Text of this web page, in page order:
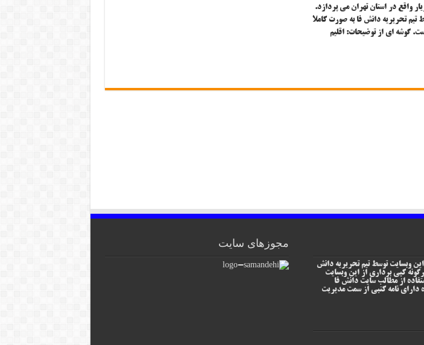
واقع در استان تهران می پردازد.
تیم تحریریه دانش فا به صورت کاملا
گوشه ای از توضیحات: اقلیم
وبسایت توسط تیم تحریریه دانش
کپی برداری از این وبسایت
از مطالب سایت دانش فا
دارای نامه کتبی از سمت مدیریت
مجوزهای سایت